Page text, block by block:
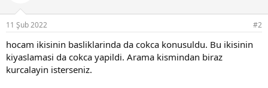
11 Şub 2022 #2
hocam ikisinin basliklarinda da cokca konusuldu. Bu ikisinin
kiyaslamasi da cokca yapildi. Arama kismindan biraz
kurcalayin isterseniz.